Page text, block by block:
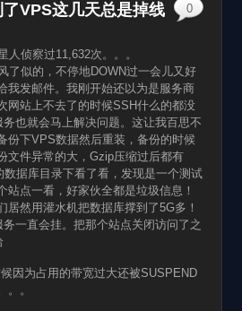
VPS这几天总是掉线
人侦察过11,632次。。。
了似的，不停地DOWN过一会儿又好
我发邮件。我刚开始还以为是服务商
网站上不去了的时候SSH什么的都没
也就会马上解决问题。这让我百思不
份下VPS数据然后重装，备份的时候
文件异常的大，Gzip压缩过后都有
据库目录下看了看，发现是一个测试
站点一看，好家伙全都是垃圾信息！
居然用灌水机把数据库撑到了5G多！
一直会挂。把那个站点关闭访问了之
因为占用的带宽过大还被SUSPEND
。
0